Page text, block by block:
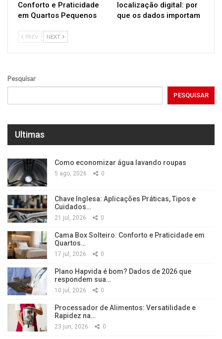
Conforto e Praticidade
em Quartos Pequenos
localização digital: por
que os dados importam
PREV NEXT
Pesquisar
PESQUISAR
Ultimas
Como economizar água lavando roupas
5 ago, 2026 0
Chave Inglesa: Aplicações Práticas, Tipos e
Cuidados…
21 jul, 2026 0
Cama Box Solteiro: Conforto e Praticidade em
Quartos…
17 jul, 2026 0
Plano Hapvida é bom? Dados de 2026 que
respondem sua…
10 jul, 2026 0
Processador de Alimentos: Versatilidade e
Rapidez na…
23 jun, 2026 0